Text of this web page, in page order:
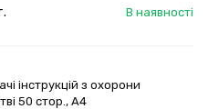
В наявності
інструкцій з охорони
50 стор., А4